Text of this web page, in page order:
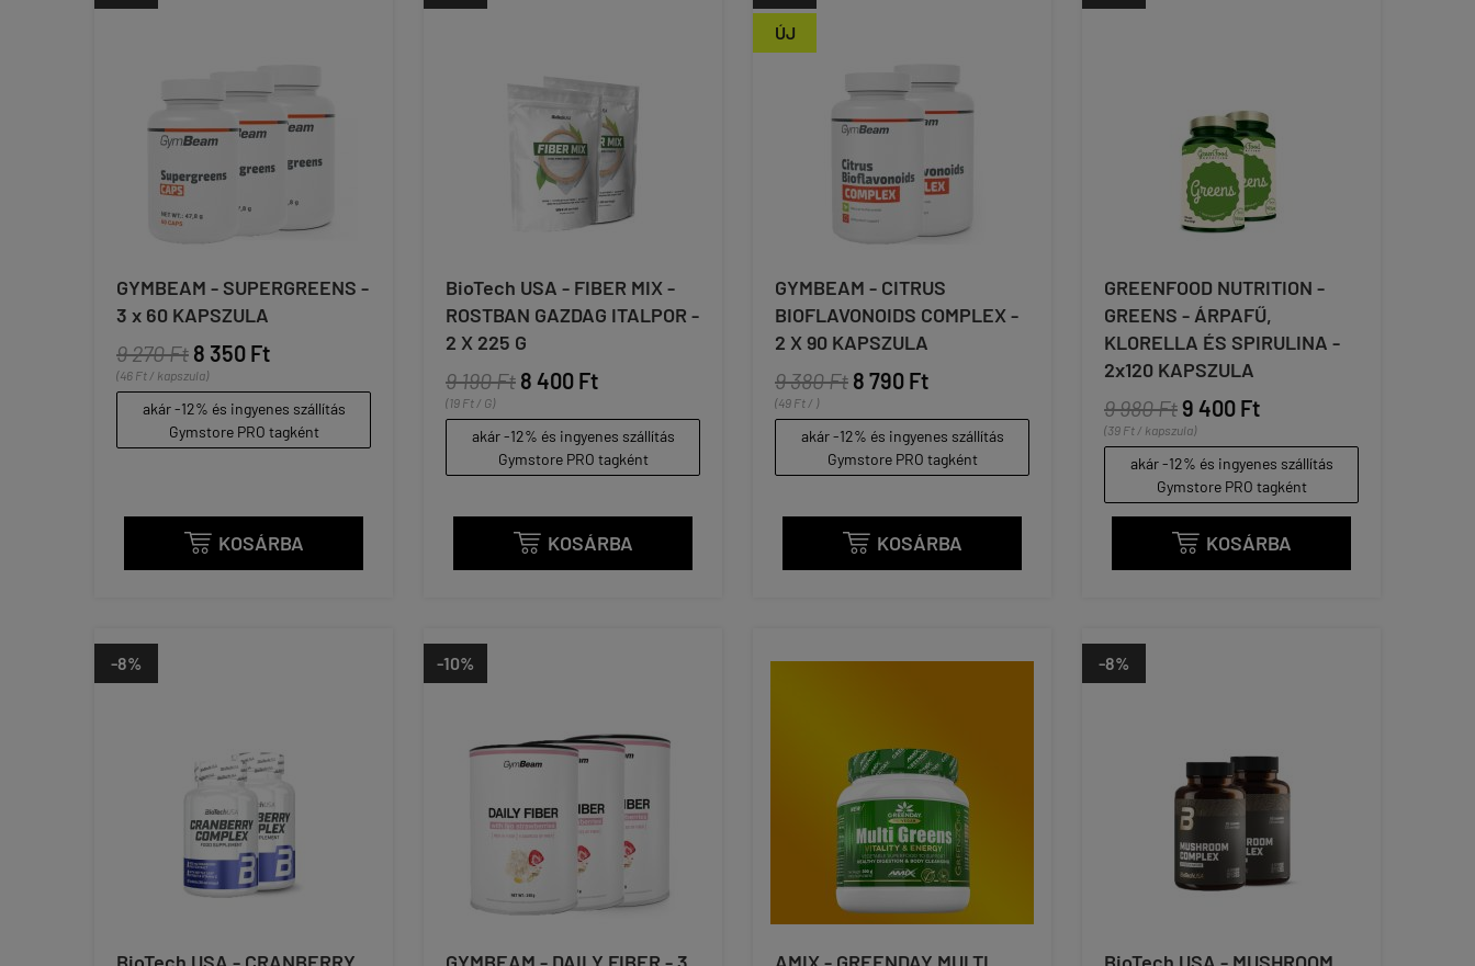
GYMBEAM - SUPERGREENS -
3 x 60 KAPSZULA
9 270 Ft 8 350 Ft
(46 Ft / kapszula)
akár -12% és ingyenes szállítás
Gymstore PRO tagként
 KOSÁRBA
BioTech USA - FIBER MIX -
ROSTBAN GAZDAG ITALPOR -
2 X 225 G
9 190 Ft 8 400 Ft
(19 Ft / G)
akár -12% és ingyenes szállítás
Gymstore PRO tagként
 KOSÁRBA
ÚJ
GYMBEAM - CITRUS
BIOFLAVONOIDS COMPLEX -
2 X 90 KAPSZULA
9 380 Ft 8 790 Ft
(49 Ft / )
akár -12% és ingyenes szállítás
Gymstore PRO tagként
 KOSÁRBA
GREENFOOD NUTRITION -
GREENS - ÁRPAFŰ,
KLORELLA ÉS SPIRULINA -
2x120 KAPSZULA
9 980 Ft9 400 Ft
(39 Ft / kapszula)
akár -12% és ingyenes szállítás
Gymstore PRO tagként
 KOSÁRBA
-8% -10% -8%